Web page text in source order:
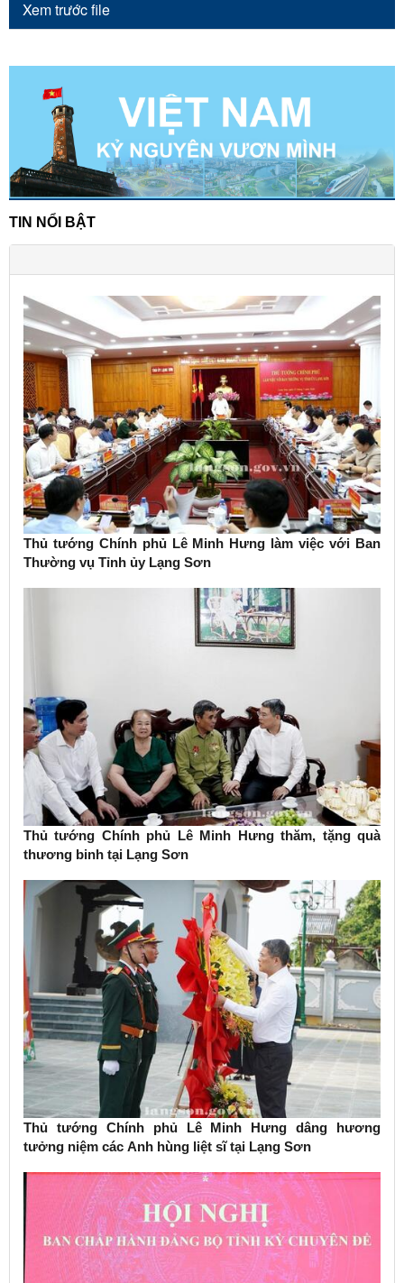
Xem trước file
TIN NỔI BẬT
Thủ tướng Chính phủ Lê Minh Hưng làm việc với Ban
Thường vụ Tỉnh ủy Lạng Sơn
Thủ tướng Chính phủ Lê Minh Hưng thăm, tặng quà
thương binh tại Lạng Sơn
Thủ tướng Chính phủ Lê Minh Hưng dâng hương
tưởng niệm các Anh hùng liệt sĩ tại Lạng Sơn